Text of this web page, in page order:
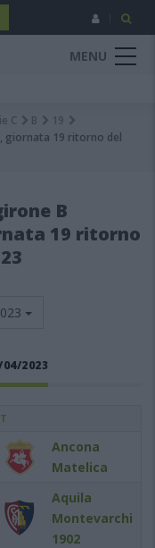
MENU
C B
19
giornata 19 ritorno del
B
19 ritorno
04/2023
Ancona
Matelica
Aquila
Montevarchi
1902